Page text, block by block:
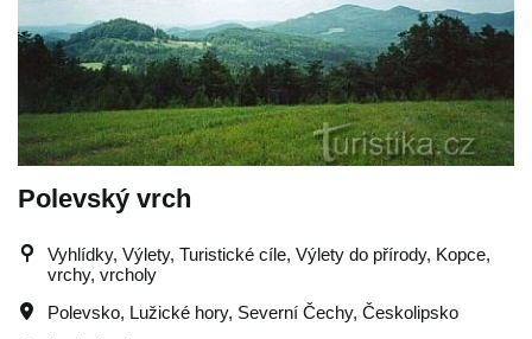
Polevský vrch
Vyhlídky, Výlety, Turistické cíle, Výlety do přírody, Kopce,
vrchy, vrcholy
Polevsko, Lužické hory, Severní Čechy, Českolipsko